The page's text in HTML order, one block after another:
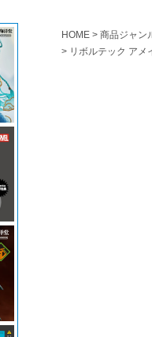
HOME 商品ジャン
リボルテック アメ